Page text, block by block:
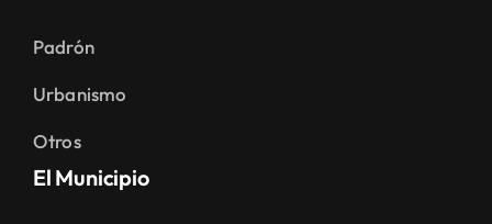
Padrón
Urbanismo
Otros
El Municipio